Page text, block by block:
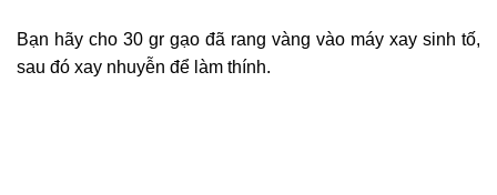
Bạn hãy cho 30 gr gạo đã rang vàng vào máy xay sinh tố,
sau đó xay nhuyễn để làm thính.